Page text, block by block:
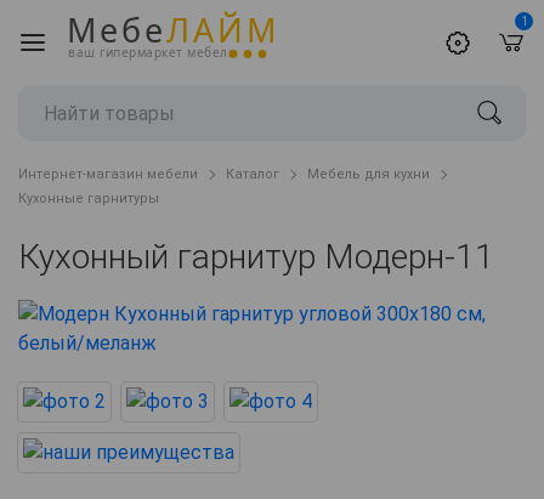
МебеЛАЙМ
ваш гипермаркет мебели
1
Интернет-магазин мебели Каталог
Мебель для кухни
Кухонные гарнитуры
Кухонный гарнитур Модерн-11